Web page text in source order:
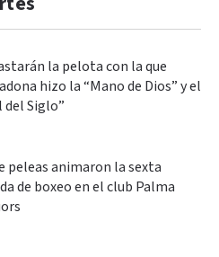
la pelota con la que
hizo la “Mano de Dios” y el
del Siglo”
peleas animaron la sexta
de boxeo en el club Palma